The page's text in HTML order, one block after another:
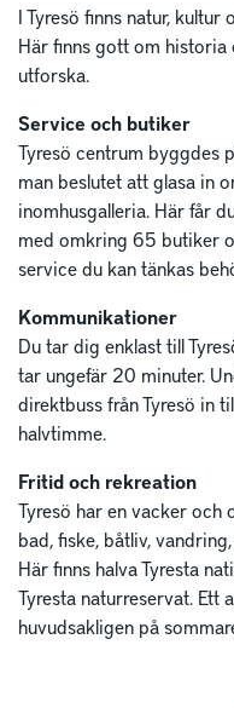
I Tyresö finns natur,
Här finns gott om historia
utforska.
Service och butiker
Tyresö centrum byggdes
man beslutet att glasa in
inomhusgalleria. Här får
med omkring 65 butiker
service du kan tänkas
Kommunikationer
Du tar dig enklast till
tar ungefär 20 minuter.
direktbuss från Tyresö in
halvtimme.
Fritid och rekreation
Tyresö har en vacker
bad, fiske, båtliv,
Här finns halva Tyresta
Tyresta naturreservat. Ett
huvudsakligen på